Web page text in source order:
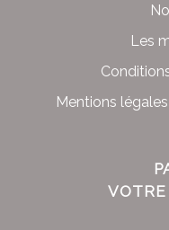
Les
Mentions
VOTRE